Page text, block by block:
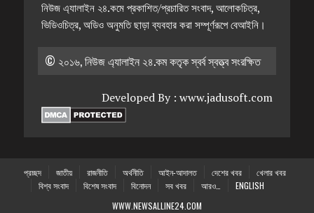
নিউজ এ্যালাইন ২৪.কমে প্রকাশিত/প্রচারিত সংবাদ, আলোকচিত্র,
ভিডিওচিত্র, অডিও অনুমতি ছাড়া ব্যবহার করা সম্পূর্ণরূপে বেআইনি।
© ২০১৬, নিউজ এ্যালাইন ২৪.কম কতৃক স্বর্ব স্বত্ত্ব সংরক্ষিত
Developed By :www.jadusoft.com
প্রচ্ছদ জাতীয় রাজনীতি অর্থনীতি আইন-আদালত দেশের খবর
খেলার খবর
বিশ্ব সংবাদ
বিশেষ সংবাদ বিনোদন সব খবর আরও…
ENGLISH
WWW.NEWSALLINE24.COM